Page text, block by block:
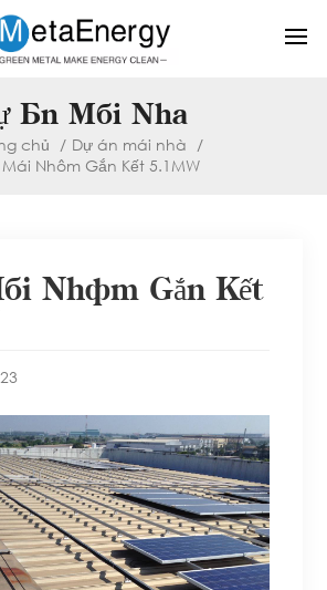
Án Mái Nhà
chủ / Dự án mái nhà /
Nhôm Gắn Kết 5.1MW
Nhôm Gắn Kết